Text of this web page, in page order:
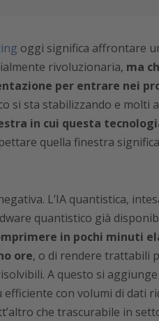
oggi significa affrontare
rivoluzionaria, ma
per entrare nei
si sta stabilizzando e molti
in cui questa
quella finestra
L’IA quantistica,
quantistico già
in pochi minuti
ore, o di rendere trattabili
A questo si
con volumi di dati
che trascurabile in